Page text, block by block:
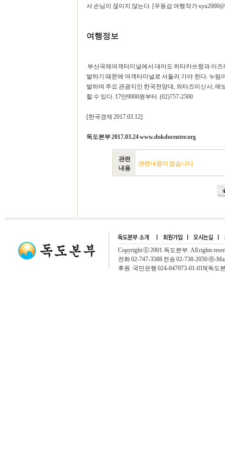
서 손님이 끊이지 않는다. [우동섭 여행작가
여행정보
부산국제여객터미널에서 대마도 히타카쓰항과 이
발하기 때문에 여객터미널로 서둘러 가야 한다. 누림
발하며 주요 관광지인 한국전망대, 와타즈미신사,
할 수 있다. 17만9000원부터. (02)757-2500
[한국경제 2017.03.12]
독도본부 2017.03.24 www.dokdocenter.org
관련
내용
관련내용이 없습니다
Copyright ⓒ 2001.독도본부. All rights
전화 02-747-3588 전송 02-738-2050 ⓔ-
후원 :국민은행 024-047973-01-019(독도